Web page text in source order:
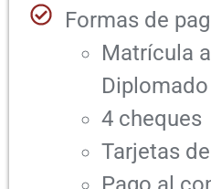
Formas de
Matrícula
Diplomado
4 cheques
Tarjetas